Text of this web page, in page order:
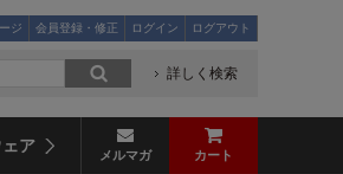
ジ 会員登録・修正 ログイン ログアウト
詳しく検索
ア メルマガ カート